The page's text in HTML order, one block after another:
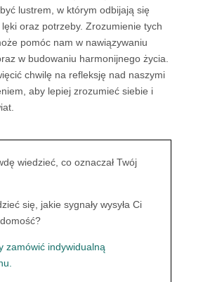
lustrem, w którym odbijają się
oraz potrzeby. Zrozumienie tych
pomóc nam w nawiązywaniu
w budowaniu harmonijnego życia.
chwilę na refleksję nad naszymi
aby lepiej zrozumieć siebie i
wiedzieć, co oznaczał Twój
się, jakie sygnały wysyła Ci
zamówić indywidualną